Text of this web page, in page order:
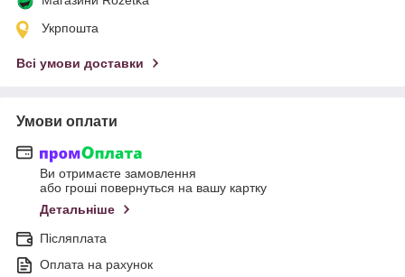
Укрпошта
Всі умови доставки
Умови оплати
Ви отримаєте замовлення
або гроші повернуться на вашу картку
Детальніше
Післяплата
Оплата на рахунок